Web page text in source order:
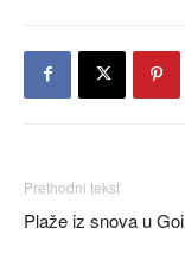
Prethodni tekst
Plaže iz snova u Goi